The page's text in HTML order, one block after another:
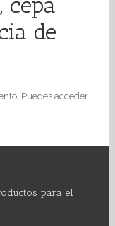
de
Puedes acceder
para el